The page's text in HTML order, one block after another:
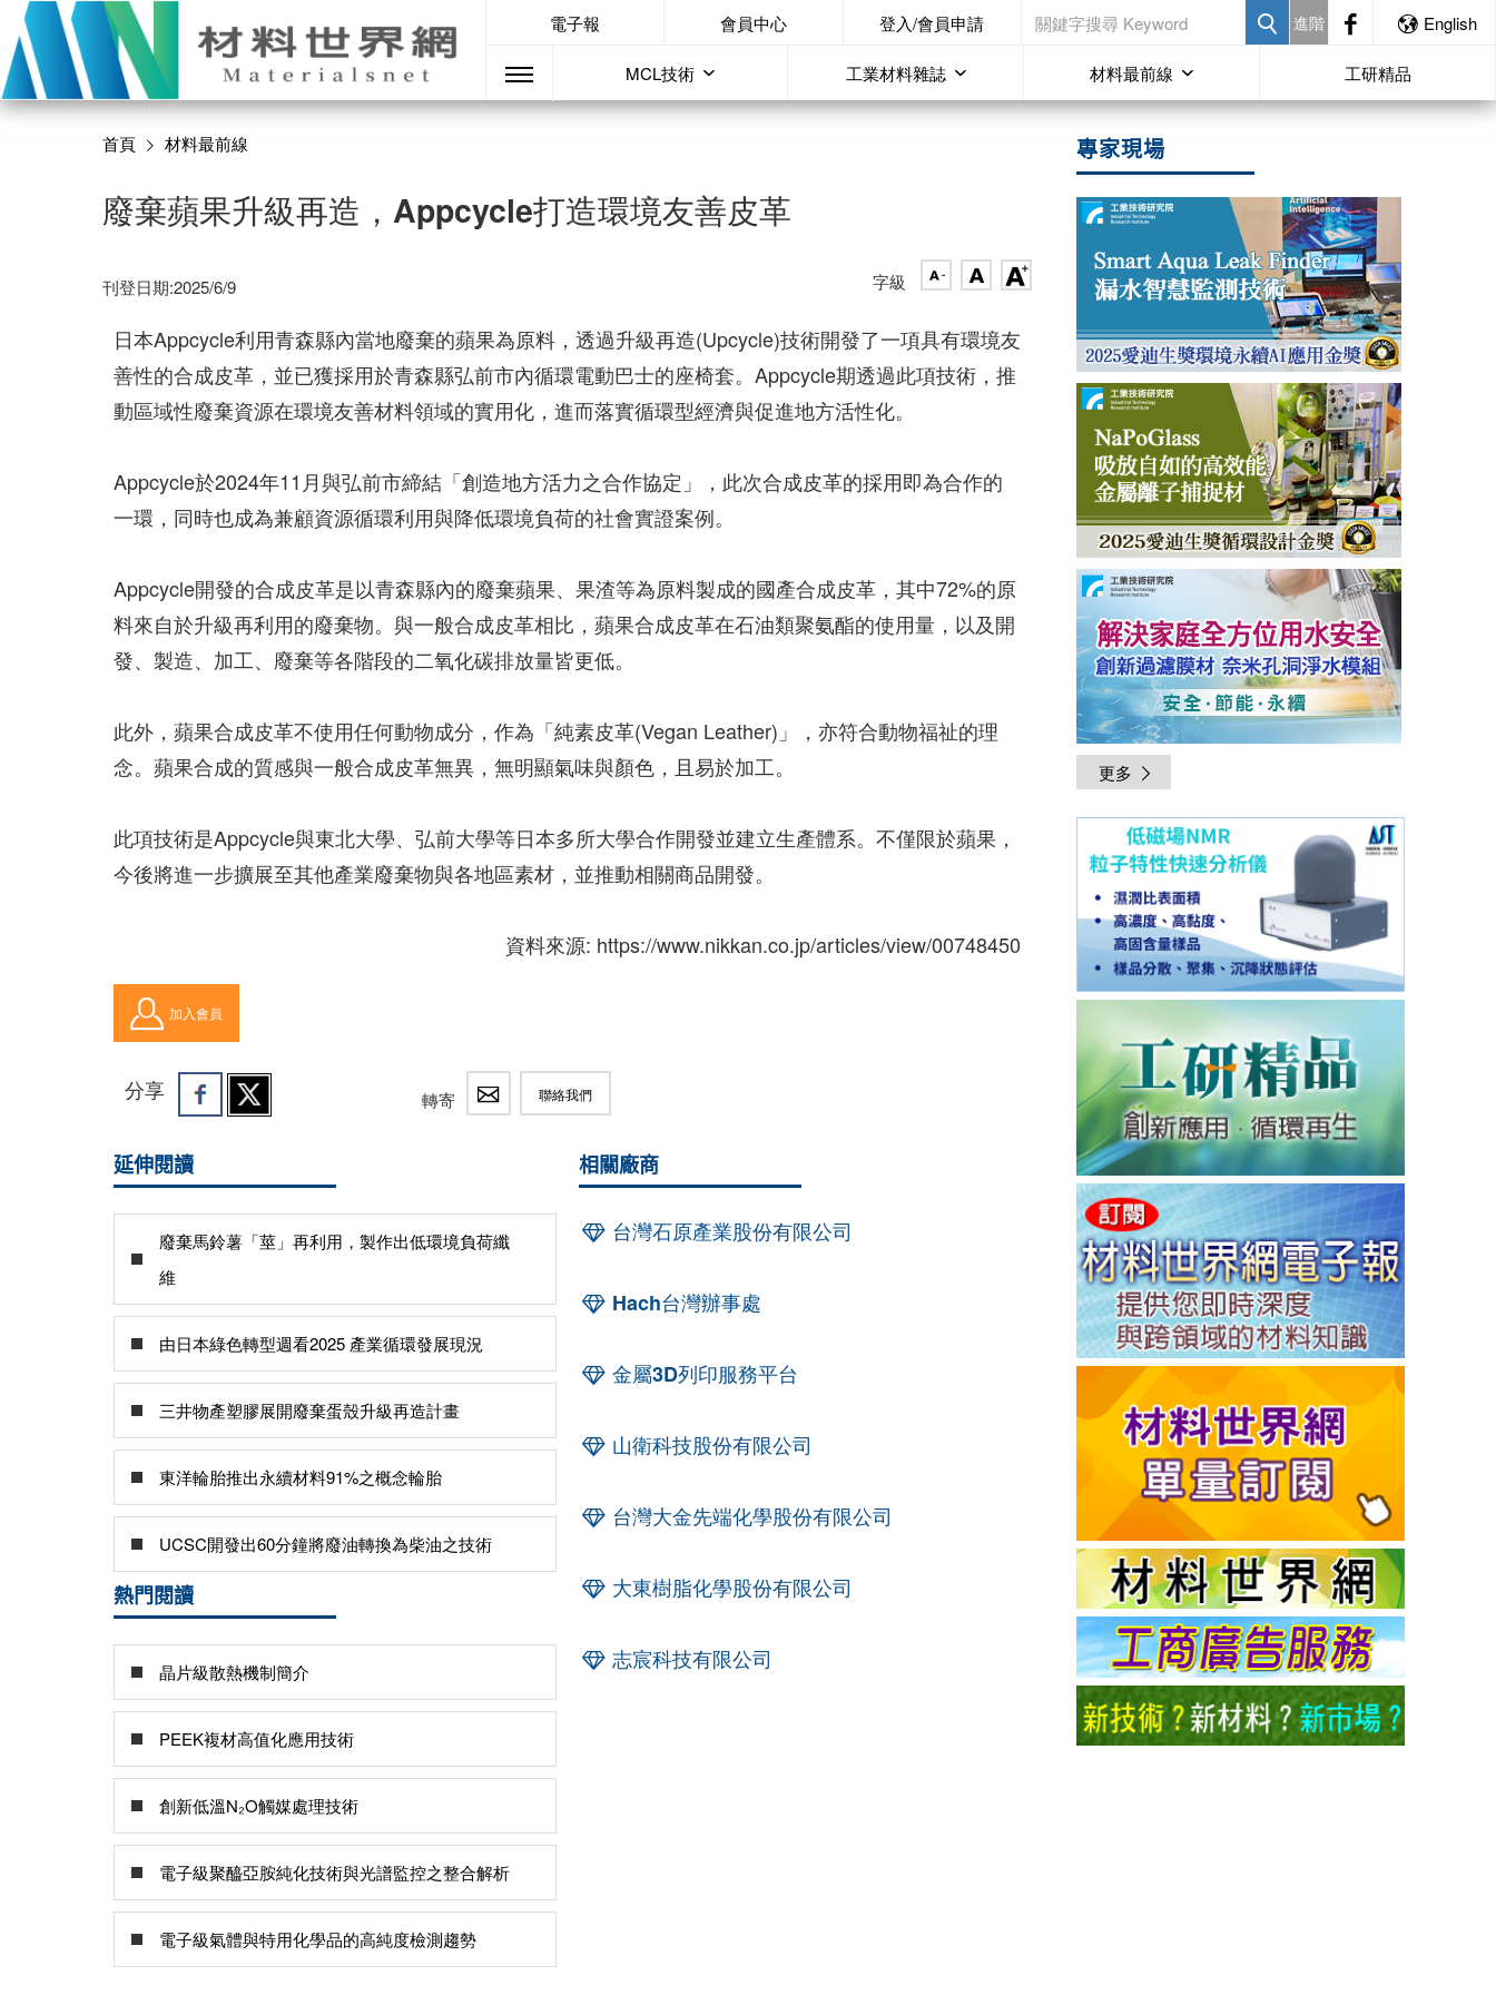
電子報 會員中心 登入/會員申請 進階 English
MCL技術 工業材料雜誌 材料最前線 工研精品
首頁 材料最前線
廢棄蘋果升級再造，Appcycle打造環境友善皮革
刊登日期:2025/6/9 字級
日本Appcycle利用青森縣內當地廢棄的蘋果為原料，透過升級再造(Upcycle)技術開發了一項具有環境友
善性的合成皮革，並已獲採用於青森縣弘前市內循環電動巴士的座椅套。Appcycle期透過此項技術，推
動區域性廢棄資源在環境友善材料領域的實用化，進而落實循環型經濟與促進地方活性化。
Appcycle於2024年11月與弘前市締結「創造地方活力之合作協定」，此次合成皮革的採用即為合作的
一環，同時也成為兼顧資源循環利用與降低環境負荷的社會實證案例。
Appcycle開發的合成皮革是以青森縣內的廢棄蘋果、果渣等為原料製成的國產合成皮革，其中72%的原
料來自於升級再利用的廢棄物。與一般合成皮革相比，蘋果合成皮革在石油類聚氨酯的使用量，以及開
發、製造、加工、廢棄等各階段的二氧化碳排放量皆更低。
此外，蘋果合成皮革不使用任何動物成分，作為「純素皮革(Vegan Leather)」，亦符合動物福祉的理
念。蘋果合成的質感與一般合成皮革無異，無明顯氣味與顏色，且易於加工。
此項技術是Appcycle與東北大學、弘前大學等日本多所大學合作開發並建立生產體系。不僅限於蘋果，
今後將進一步擴展至其他產業廢棄物與各地區素材，並推動相關商品開發。
資料來源: https://www.nikkan.co.jp/articles/view/00748450
加入會員
分享 轉寄 聯絡我們
延伸閱讀
廢棄馬鈴薯「莖」再利用，製作出低環境負荷纖
維
由日本綠色轉型週看2025 產業循環發展現況
三井物產塑膠展開廢棄蛋殼升級再造計畫
東洋輪胎推出永續材料91%之概念輪胎
UCSC開發出60分鐘將廢油轉換為柴油之技術
熱門閱讀
晶片級散熱機制簡介
PEEK複材高值化應用技術
創新低溫N₂O觸媒處理技術
電子級聚醯亞胺純化技術與光譜監控之整合解析
電子級氣體與特用化學品的高純度檢測趨勢
相關廠商
台灣石原產業股份有限公司
Hach台灣辦事處
金屬3D列印服務平台
山衛科技股份有限公司
台灣大金先端化學股份有限公司
大東樹脂化學股份有限公司
志宸科技有限公司
專家現場
更多